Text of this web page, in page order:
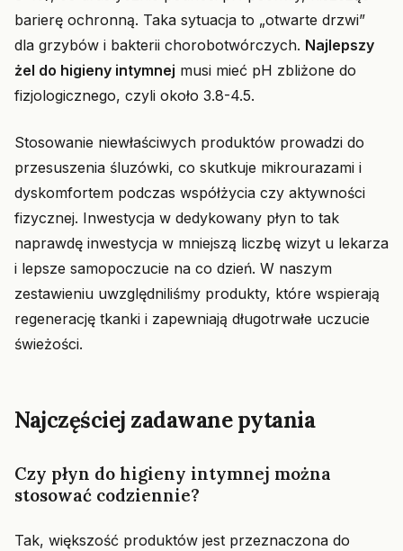
barierę ochronną. Taka sytuacja to „otwarte drzwi”
dla grzybów i bakterii chorobotwórczych. Najlepszy
żel do higieny intymnej musi mieć pH zbliżone do
fizjologicznego, czyli około 3.8-4.5.
Stosowanie niewłaściwych produktów prowadzi do
przesuszenia śluzówki, co skutkuje mikrourazami i
dyskomfortem podczas współżycia czy aktywności
fizycznej. Inwestycja w dedykowany płyn to tak
naprawdę inwestycja w mniejszą liczbę wizyt u lekarza
i lepsze samopoczucie na co dzień. W naszym
zestawieniu uwzględniliśmy produkty, które wspierają
regenerację tkanki i zapewniają długotrwałe uczucie
świeżości.
Najczęściej zadawane pytania
Czy płyn do higieny intymnej można
stosować codziennie?
Tak, większość produktów jest przeznaczona do